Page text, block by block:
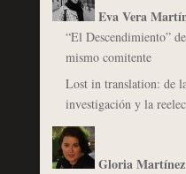
Eva Vera
“El Descendimiento”
mismo comitente
Lost in translation: de
investigación y la
Gloria